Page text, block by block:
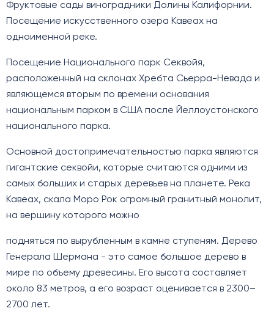
Фруктовые сады виноградники Долины Калифорнии.
Посещение искусственного озера Кавеах на
одноименной реке.
Посещение Национального парк Секвойя,
расположенный на склонах Хребта Сьерра-Невада и
являющемся вторым по времени основания
национальным парком в США после Йеллоустонского
национального парка.
Основной достопримечательностью парка являются
гигантские секвойи, которые считаются одними из
самых больших и старых деревьев на планете. Река
Кавеах, скала Моро Рок огромный гранитный монолит,
на вершину которого можно
подняться по вырубленным в камне ступеням. Дерево
Генерала Шермана - это самое большое дерево в
мире по объему древесины. Его высота составляет
около 83 метров, а его возраст оценивается в 2300–
2700 лет.